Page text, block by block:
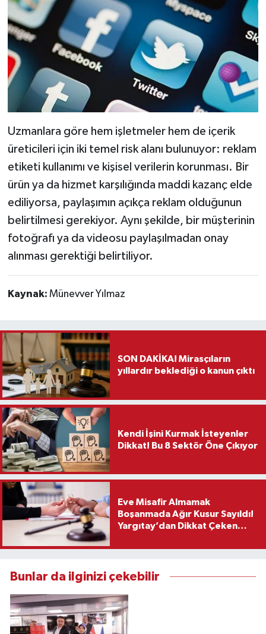
Uzmanlara göre hem işletmeler hem de içerik
üreticileri için iki temel risk alanı bulunuyor: reklam
etiketi kullanımı ve kişisel verilerin korunması. Bir
ürün ya da hizmet karşılığında maddi kazanç elde
ediliyorsa, paylaşımın açıkça reklam olduğunun
belirtilmesi gerekiyor. Aynı şekilde, bir müşterinin
fotoğrafı ya da videosu paylaşılmadan onay
alınması gerektiği belirtiliyor.
Kaynak: Münevver Yılmaz
SON DAKİKA! Mirasçıların
yıllardır beklediği o kanun çıktı
Kendi İşini Kurmak İsteyenler
Dikkat! Bu 8 Sektör Öne Çıkıyor
Eve Misafir Almamak
Boşanmada Ağır Kusur Sayıldı!
Yargıtay’dan Dikkat Çeken
Bunlar da ilginizi çekebilir